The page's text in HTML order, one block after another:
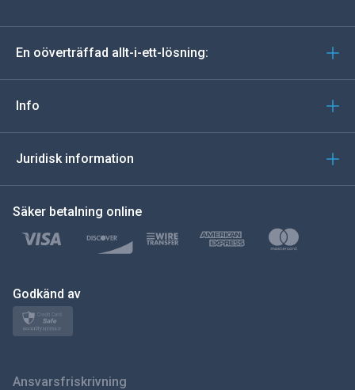
tyska
Türkçe
Polski
En oöverträffad allt-i-ett-lösning:
Info
Juridisk information
Säker betalning online
Godkänd av
Ansvarsfriskrivning